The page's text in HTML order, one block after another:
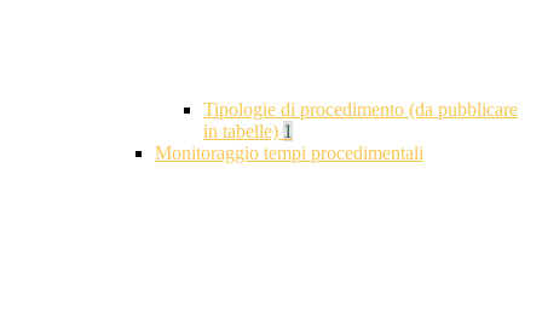
Tipologie di procedimento (da pubblicare
in tabelle) 1
Monitoraggio tempi procedimentali